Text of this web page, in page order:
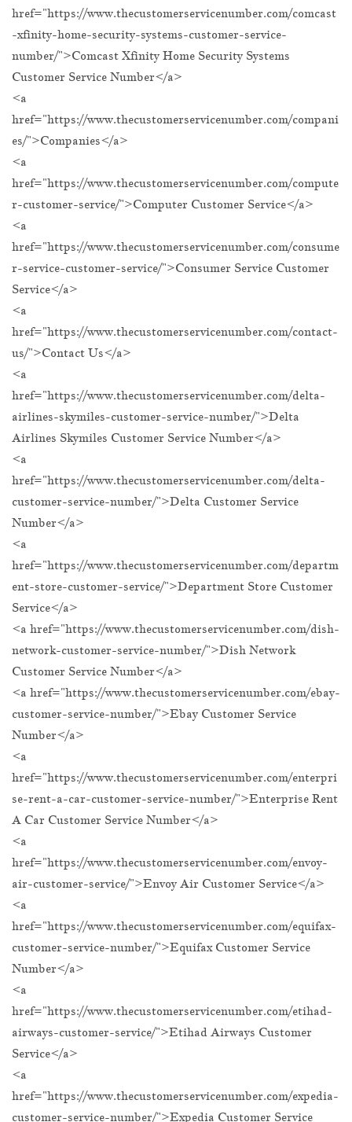
href="https://www.thecustomerservicenumber.com/comcast
-xfinity-home-security-systems-customer-service-
number/">Comcast Xfinity Home Security Systems
Customer Service Number</a>
<a
href="https://www.thecustomerservicenumber.com/compani
es/">Companies</a>
<a
href="https://www.thecustomerservicenumber.com/compute
r-customer-service/">Computer Customer Service</a>
<a
href="https://www.thecustomerservicenumber.com/consume
r-service-customer-service/">Consumer Service Customer
Service</a>
<a
href="https://www.thecustomerservicenumber.com/contact-
us/">Contact Us</a>
<a
href="https://www.thecustomerservicenumber.com/delta-
airlines-skymiles-customer-service-number/">Delta
Airlines Skymiles Customer Service Number</a>
<a
href="https://www.thecustomerservicenumber.com/delta-
customer-service-number/">Delta Customer Service
Number</a>
<a
href="https://www.thecustomerservicenumber.com/departm
ent-store-customer-service/">Department Store Customer
Service</a>
<a href="https://www.thecustomerservicenumber.com/dish-
network-customer-service-number/">Dish Network
Customer Service Number</a>
<a href="https://www.thecustomerservicenumber.com/ebay-
customer-service-number/">Ebay Customer Service
Number</a>
<a
href="https://www.thecustomerservicenumber.com/enterpri
se-rent-a-car-customer-service-number/">Enterprise Rent
A Car Customer Service Number</a>
<a
href="https://www.thecustomerservicenumber.com/envoy-
air-customer-service/">Envoy Air Customer Service</a>
<a
href="https://www.thecustomerservicenumber.com/equifax-
customer-service-number/">Equifax Customer Service
Number</a>
<a
href="https://www.thecustomerservicenumber.com/etihad-
airways-customer-service/">Etihad Airways Customer
Service</a>
<a
href="https://www.thecustomerservicenumber.com/expedia-
customer-service-number/">Expedia Customer Service